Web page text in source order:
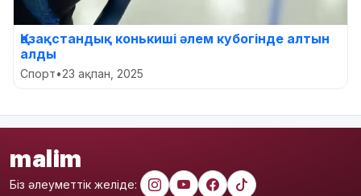
Қазақстандық конькиші әлем кубогінде алтын
алды
Спорт•23 ақпан, 2025
malim
Біз әлеуметтік желіде: